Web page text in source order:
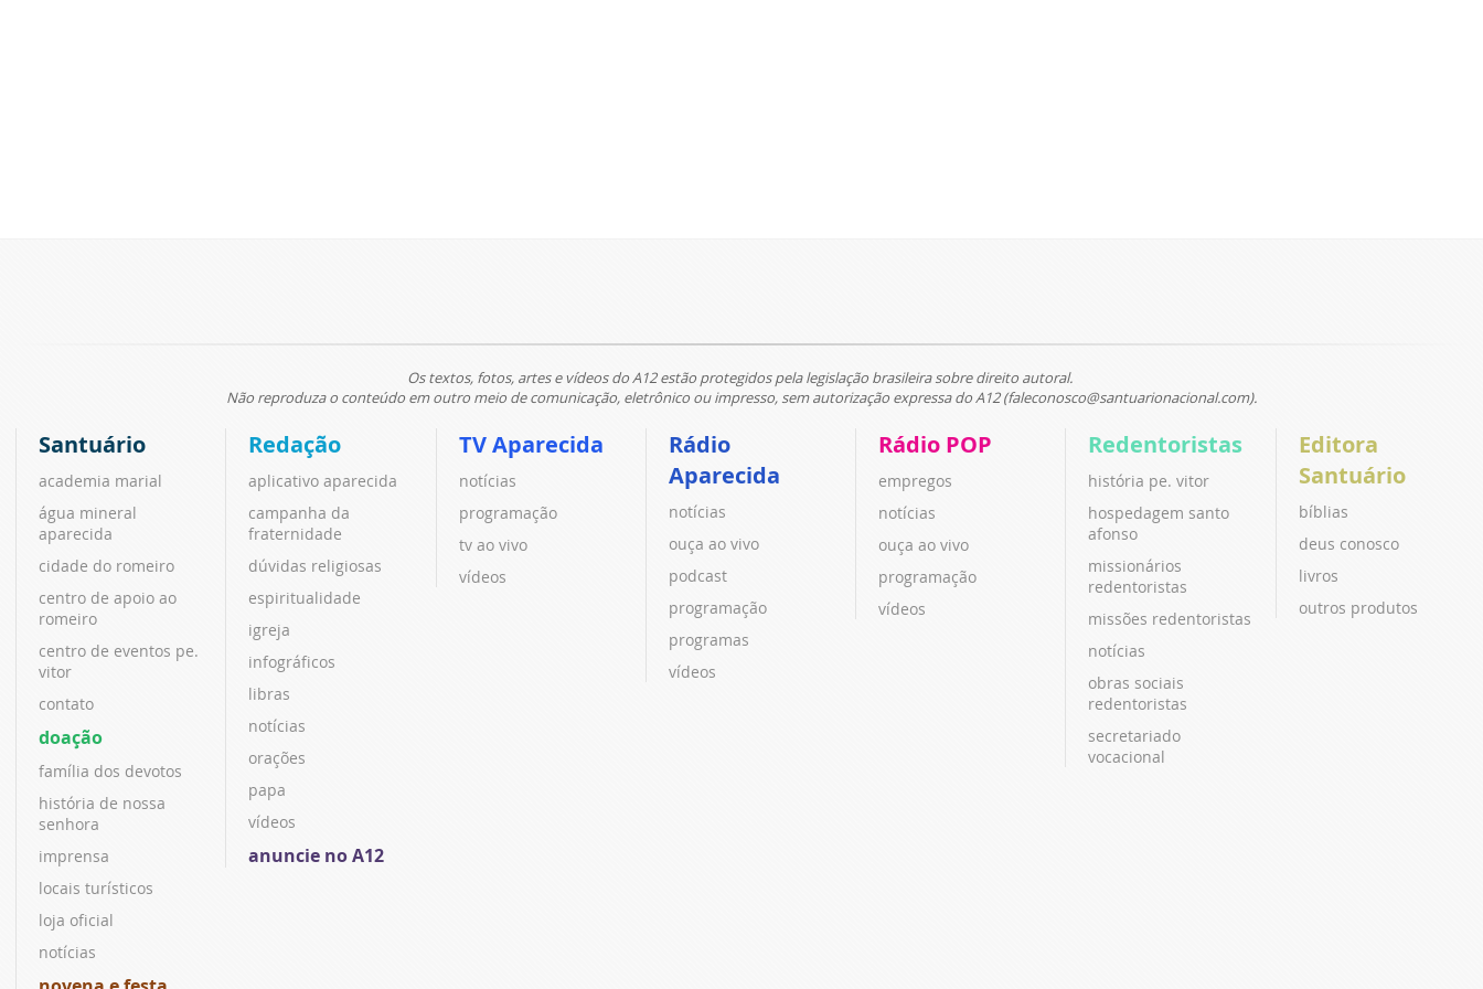
Os textos, fotos, artes e vídeos do A12 estão protegidos pela legislação brasileira sobre direito autoral.
Não reproduza o conteúdo em outro meio de comunicação, eletrônico ou impresso, sem autorização expressa do A12 (faleconosco@santuarionacional.com).
Santuário
academia marial
água mineral
aparecida
cidade do romeiro
centro de apoio ao
romeiro
centro de eventos pe.
vitor
contato
doação
família dos devotos
história de nossa
senhora
imprensa
locais turísticos
loja oficial
notícias
Redação
aplicativo aparecida
campanha da
fraternidade
dúvidas religiosas
espiritualidade
igreja
infográficos
libras
notícias
orações
papa
vídeos
anuncie no A12
TV Aparecida
notícias
programação
tv ao vivo
vídeos
Rádio
Aparecida
notícias
ouça ao vivo
podcast
programação
programas
vídeos
Rádio POP
empregos
notícias
ouça ao vivo
programação
vídeos
Redentoristas
história pe. vitor
hospedagem santo
afonso
missionários
redentoristas
missões redentoristas
notícias
obras sociais
redentoristas
secretariado
vocacional
Editora
Santuário
bíblias
deus conosco
livros
outros produtos